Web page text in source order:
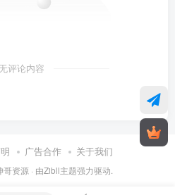
评论内容
广告合作 关于我们
哥资源· 由Zibll主题强力驱动.